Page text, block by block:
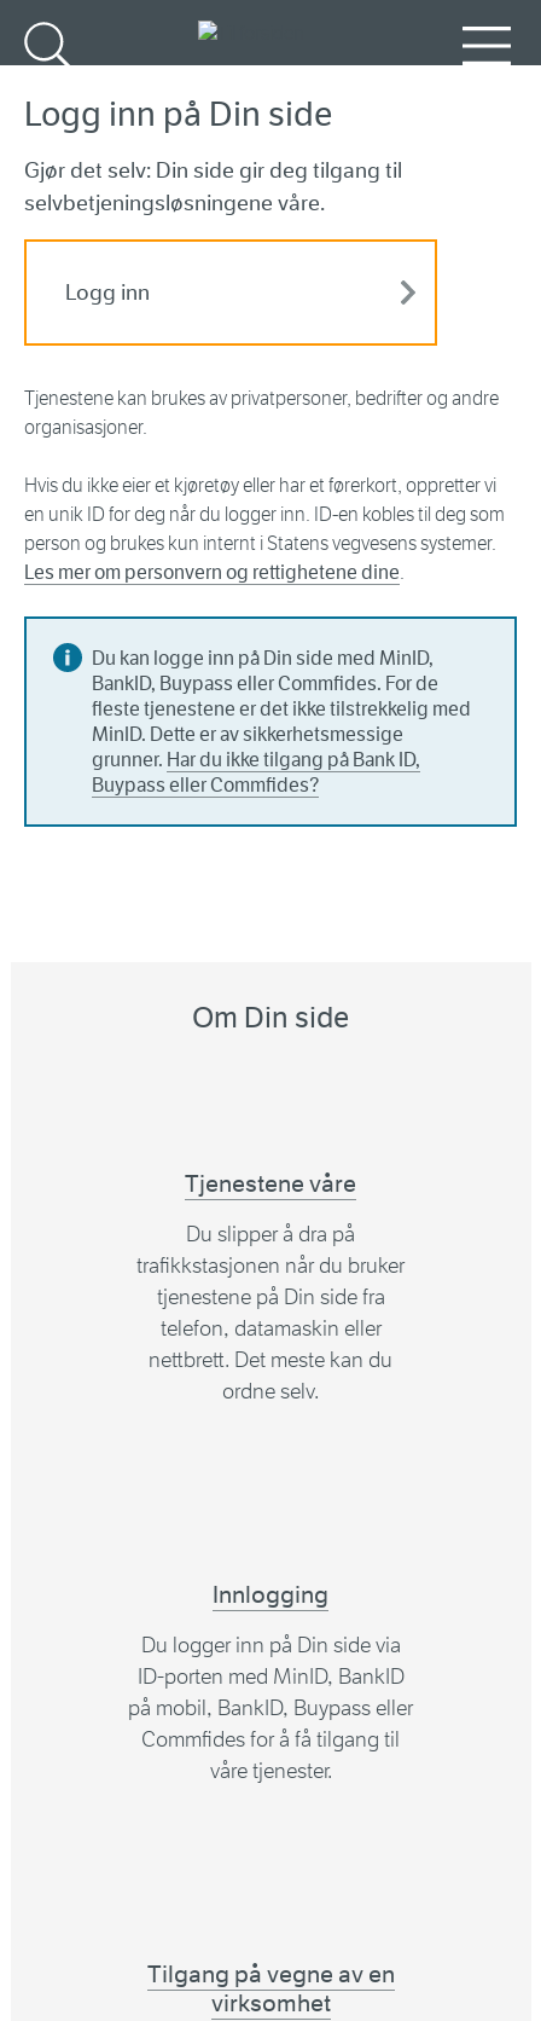
Logg inn på Din side
Gjør det selv: Din side gir deg tilgang til
selvbetjeningsløsningene våre.
Logg inn
Tjenestene kan brukes av privatpersoner, bedrifter og andre
organisasjoner.
Hvis du ikke eier et kjøretøy eller har et førerkort, oppretter vi
en unik ID for deg når du logger inn. ID-en kobles til deg som
person og brukes kun internt i Statens vegvesens systemer.
Les mer om personvern og rettighetene dine.
Du kan logge inn på Din side med MinID,
BankID, Buypass eller Commfides. For de
fleste tjenestene er det ikke tilstrekkelig med
MinID. Dette er av sikkerhetsmessige
grunner. Har du ikke tilgang på Bank ID,
Buypass eller Commfides?
Om Din side
Tjenestene våre
Du slipper å dra på
trafikkstasjonen når du bruker
tjenestene på Din side fra
telefon, datamaskin eller
nettbrett. Det meste kan du
ordne selv.
Innlogging
Du logger inn på Din side via
ID-porten med MinID, BankID
på mobil, BankID, Buypass eller
Commfides for å få tilgang til
våre tjenester.
Tilgang på vegne av en
virksomhet